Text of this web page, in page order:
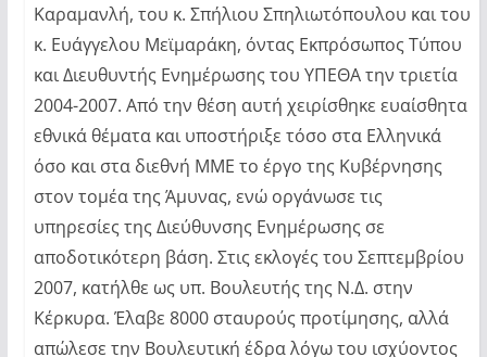
Καραμανλή, του κ. Σπήλιου Σπηλιωτόπουλου και του
κ. Ευάγγελου Μεϊμαράκη, όντας Εκπρόσωπος Τύπου
και Διευθυντής Ενημέρωσης του ΥΠΕΘΑ την τριετία
2004-2007. Από την θέση αυτή χειρίσθηκε ευαίσθητα
εθνικά θέματα και υποστήριξε τόσο στα Ελληνικά
όσο και στα διεθνή ΜΜΕ το έργο της Κυβέρνησης
στον τομέα της Άμυνας, ενώ οργάνωσε τις
υπηρεσίες της Διεύθυνσης Ενημέρωσης σε
αποδοτικότερη βάση. Στις εκλογές του Σεπτεμβρίου
2007, κατήλθε ως υπ. Βουλευτής της Ν.Δ. στην
Κέρκυρα. Έλαβε 8000 σταυρούς προτίμησης, αλλά
απώλεσε την Βουλευτική έδρα λόγω του ισχύοντος